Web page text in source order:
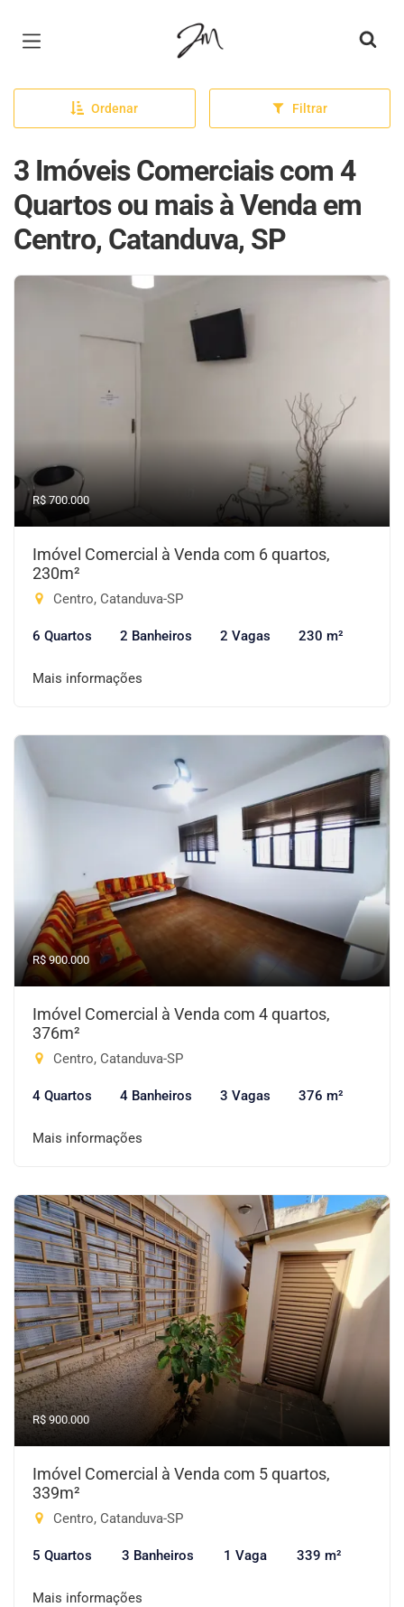
Página inicial
Ordenar Filtrar
3 Imóveis Comerciais com 4
Quartos ou mais à Venda em
Centro, Catanduva, SP
R$ 700.000
Imóvel Comercial à Venda com 6 quartos,
230m²
Centro, Catanduva-SP
6 Quartos 2 Banheiros 2 Vagas 230 m²
Mais informações
R$ 900.000
Imóvel Comercial à Venda com 4 quartos,
376m²
Centro, Catanduva-SP
4 Quartos 4 Banheiros 3 Vagas 376 m²
Mais informações
R$ 900.000
Imóvel Comercial à Venda com 5 quartos,
339m²
Centro, Catanduva-SP
5 Quartos 3 Banheiros 1 Vaga 339 m²
Mais informações